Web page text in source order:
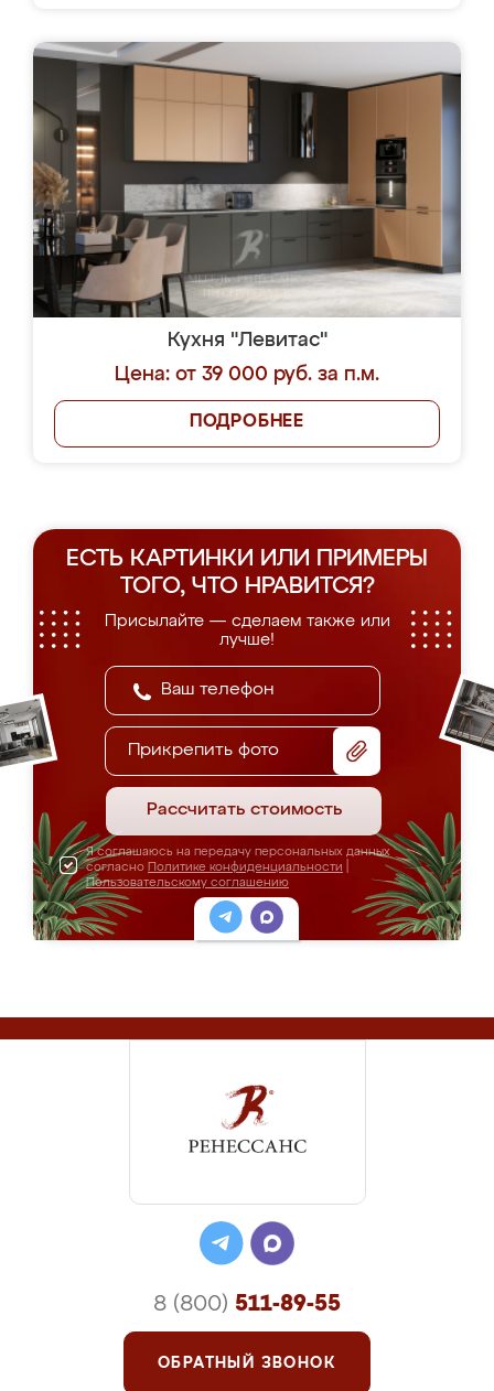
Кухня "Левитас"
Цена: от 39 000 руб. за п.м.
ПОДРОБНЕЕ
ЕСТЬ КАРТИНКИ ИЛИ ПРИМЕРЫ
ТОГО, ЧТО НРАВИТСЯ?
Присылайте — сделаем также или
лучше!
Прикрепить фото
Рассчитать стоимость
Я соглашаюсь на передачу персональных данных
согласно Политике конфиденциальности
Пользовательскому соглашению
8 (800) 511-89-55
ОБРАТНЫЙ ЗВОНОК